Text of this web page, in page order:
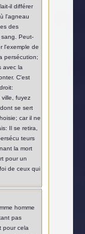
il différer
l'agneau
des
Peut-
l'exemple de
persécution;
avec la
C'est
fuyez
se sert
car il ne
Il se retira,
teurs
la mort
pour un
de ceux qui
homme
pas
pour cela